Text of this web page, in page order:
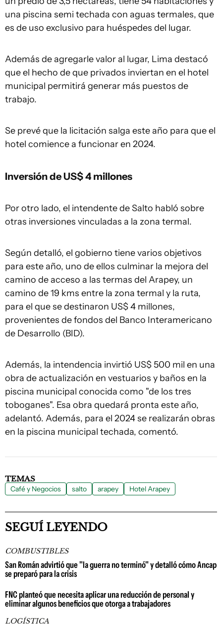
una piscina semi techada con aguas termales, que
es de uso exclusivo para huéspedes del lugar.
Además de agregarle valor al lugar, Lima destacó
que el hecho de que privados inviertan en el hotel
municipal permitirá generar más puestos de
trabajo.
Se prevé que la licitación salga este año para que el
hotel comience a funcionar en 2024.
Inversión de US$ 4 millones
Por otro lado, el intendente de Salto habló sobre
otras inversiones vinculadas a la zona termal.
Según detalló, el gobierno tiene varios objetivos
para este año, uno de ellos culminar la mejora del
camino de acceso a las termas del Arapey, un
camino de 19 kms entre la zona termal y la ruta,
para el que se destinaron US$ 4 millones,
provenientes de fondos del Banco Interamericano
de Desarrollo (BID).
Además, la intendencia invirtió US$ 500 mil en una
obra de actualización en vestuarios y baños en la
piscina municipal conocida como "de los tres
toboganes". Esa obra quedará pronta este año,
adelantó. Además, para el 2024 se realizarán obras
en la piscina municipal techada, comentó.
TEMAS
Café y Negocios salto arapey Hotel Arapey
SEGUÍ LEYENDO
COMBUSTIBLES
San Román advirtió que "la guerra no terminó" y detalló cómo Ancap
se preparó para la crisis
FNC planteó que necesita aplicar una reducción de personal y
eliminar algunos beneficios que otorga a trabajadores
LOGÍSTICA